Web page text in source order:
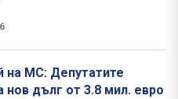
на МС: Депутатите
нов дълг от 3.8 мил. евро